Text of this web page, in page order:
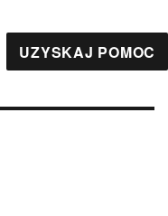
UZYSKAJ POMOC